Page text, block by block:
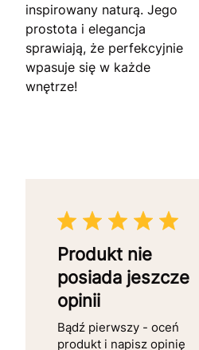
inspirowany naturą. Jego
prostota i elegancja
sprawiają, że perfekcyjnie
wpasuje się w każde
wnętrze!
Produkt nie
posiada jeszcze
opinii
Bądź pierwszy - oceń
produkt i napisz opinię